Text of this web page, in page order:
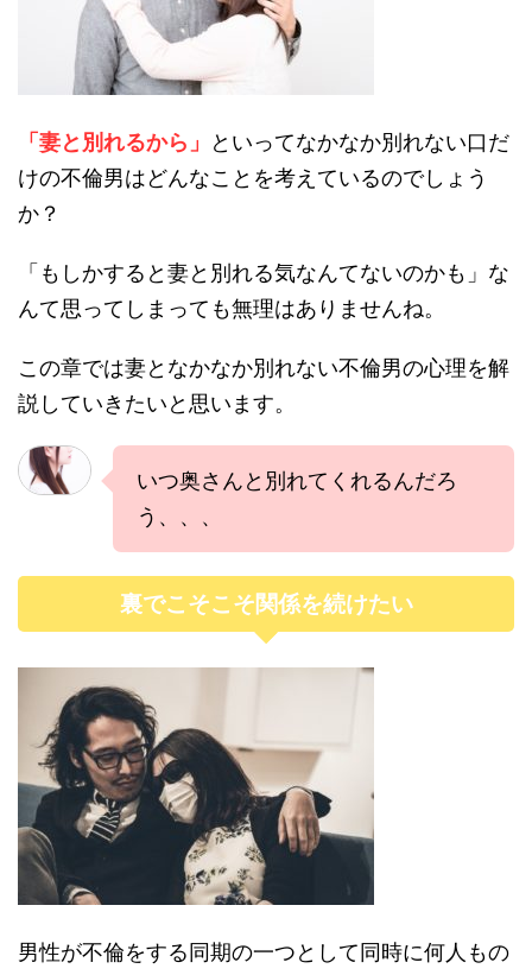
「妻と別れるから」
といってなかなか別れない口だ
けの不倫男はどんなことを考えているのでしょう
か？
「もしかすると妻と別れる気なんてないのかも」な
んて思ってしまっても無理はありませんね。
この章では妻となかなか別れない不倫男の心理を解
説していきたいと思います。
いつ奥さんと別れてくれるんだろ
う、、、
裏でこそこそ関係を続けたい
男性が不倫をする同期の一つとして同時に何人もの